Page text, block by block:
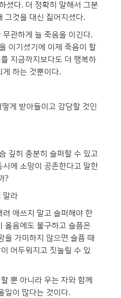
셨다. 더 정확히 말해서 그분
그것을 대신 짊어지셨다.
관하게 늘 죽음을 이긴다.
이기셨기에 이제 죽음이 할
지금까지보다도 더 행복하
하는 것뿐이다.
게 받아들이고 감당할 것인
깊히 충분히 슬퍼할 수 있고
에 소망이 공존한다고 말한
?
말라
애쓰지 말고 슬퍼해야 한
옳음에도 불구하고 슬픔은
을 가미하지 않으면 슬픔 때
어두워지고 짓눌릴 수 있
뿐 아니라 우는 자와 함께
일이 많다는 것이다.